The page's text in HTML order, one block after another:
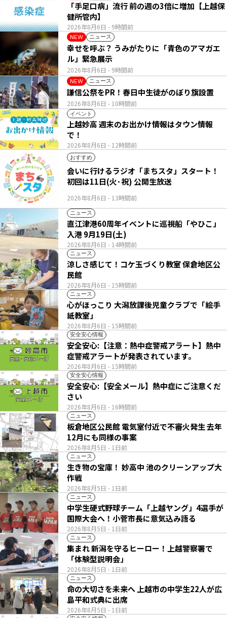
2026年8月6日 - 9時間前
「手足口病」流行 前の週の3倍に増加【上越保
健所管内】
NEW ニュース
2026年8月6日 - 9時間前
幸せを呼ぶ？ うみがたりに「青色のアマガエ
ル」緊急展示
NEW ニュース
2026年8月6日 - 10時間前
謙信公祭をPR！春日中生徒がのぼり旗設置
イベント
2026年8月6日 - 12時間前
上越妙高 週末のお出かけ情報はタウン情報
で！
おすすめ
2026年8月6日 - 13時間前
会いに行けるラジオ「まちスタ」スタート！
初回は11日(火･祝) 公開生放送
ニュース
2026年8月6日 - 14時間前
直江津港60周年イベントに巡視船「やひこ」
入港 9月19日(土)
ニュース
2026年8月6日 - 15時間前
涼しさ感じて！コケ玉づくり教室 保倉地区公
民館
ニュース
2026年8月6日 - 15時間前
心がほっこり 大潟放課後児童クラブで「絵手
紙教室」
安全安心情報
2026年8月6日 - 15時間前
安全安心:【注意：熱中症警戒アラート】熱中
症警戒アラートが発表されています。
安全安心情報
2026年8月6日 - 16時間前
安全安心:【安全メール】熱中症にご注意くだ
さい
ニュース
2026年8月5日 - 1日前
板倉地区公民館 電気室付近で不審火発生 去年
12月にも同様の事案
ニュース
2026年8月5日 - 1日前
生き物の宝庫！ 妙高中 池のクリーンアップ大
作戦
ニュース
2026年8月5日 - 1日前
中学生硬式野球チーム「上越ヤング」4選手が
国際大会へ！小菅市長に意気込み語る
ニュース
2026年8月5日 - 1日前
集まれ 新潟を守るヒーロー！上越警察署で
「体験型説明会」
ニュース
2026年8月5日 - 1日前
命の大切さを未来へ 上越市の中学生22人が広
島平和式典に出席